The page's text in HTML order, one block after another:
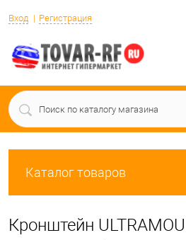
Вход Регистрация
Каталог товаров
Кронштейн